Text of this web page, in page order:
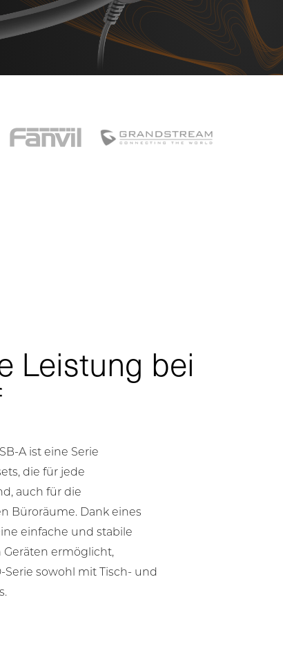
Leistung bei
A ist eine Serie
die für jede
auch für die
Büroräume. Dank eines
einfache und stabile
ermöglicht,
Serie sowohl mit Tisch- und